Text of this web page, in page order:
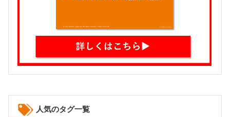
人気のタグ一覧